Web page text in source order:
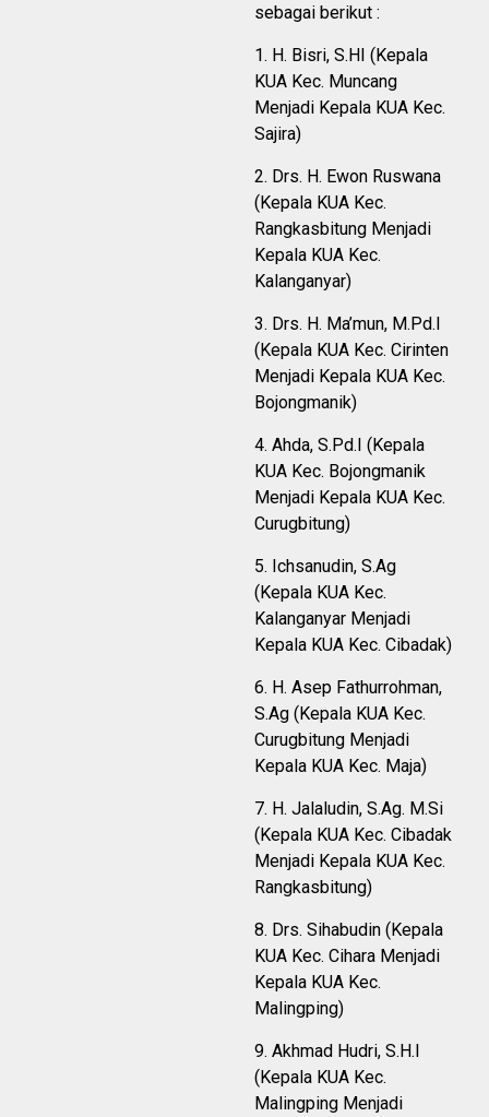
sebagai berikut :
1. H. Bisri, S.HI (Kepala
KUA Kec. Muncang
Menjadi Kepala KUA Kec.
Sajira)
2. Drs. H. Ewon Ruswana
(Kepala KUA Kec.
Rangkasbitung Menjadi
Kepala KUA Kec.
Kalanganyar)
3. Drs. H. Ma’mun, M.Pd.I
(Kepala KUA Kec. Cirinten
Menjadi Kepala KUA Kec.
Bojongmanik)
4. Ahda, S.Pd.I (Kepala
KUA Kec. Bojongmanik
Menjadi Kepala KUA Kec.
Curugbitung)
5. Ichsanudin, S.Ag
(Kepala KUA Kec.
Kalanganyar Menjadi
Kepala KUA Kec. Cibadak)
6. H. Asep Fathurrohman,
S.Ag (Kepala KUA Kec.
Curugbitung Menjadi
Kepala KUA Kec. Maja)
7. H. Jalaludin, S.Ag. M.Si
(Kepala KUA Kec. Cibadak
Menjadi Kepala KUA Kec.
Rangkasbitung)
8. Drs. Sihabudin (Kepala
KUA Kec. Cihara Menjadi
Kepala KUA Kec.
Malingping)
9. Akhmad Hudri, S.H.I
(Kepala KUA Kec.
Malingping Menjadi